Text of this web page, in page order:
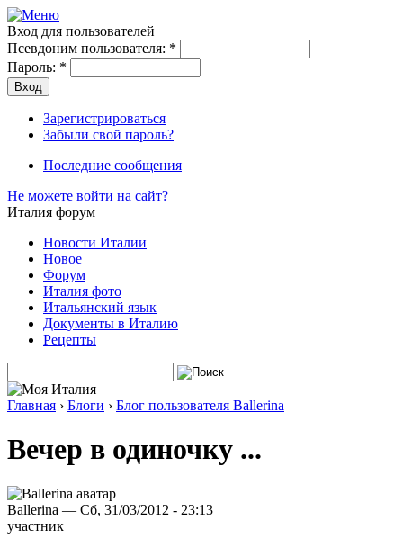
Вход для пользователей
Псевдоним пользователя: *
Пароль: *
Зарегистрироваться
Забыли свой пароль?
Последние сообщения
Не можете войти на сайт?
Италия форум
Новости Италии
Новое
Форум
Италия фото
Итальянский язык
Документы в Италию
Рецепты
Главная › Блоги › Блог пользователя Ballerina
Вечер в одиночку ...
Ballerina — Сб, 31/03/2012 - 23:13
участник